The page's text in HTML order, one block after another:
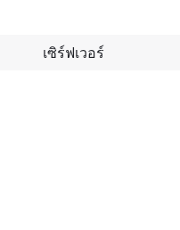
เซิร์ฟเวอร์